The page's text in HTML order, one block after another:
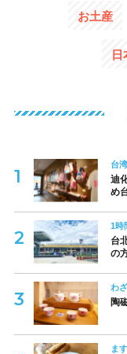
お土産
台
迪
め
1時
台
の
わ
陶
ま